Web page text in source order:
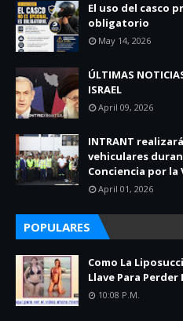
El uso del casco
obligatorio
May 14, 2026
ÚLTIMAS
ISRAEL
April 09, 2026
INTRANT
vehiculares
Conciencia por la
April 01, 2026
POPULARES
Como La
Llave Para
10:08 P.m.